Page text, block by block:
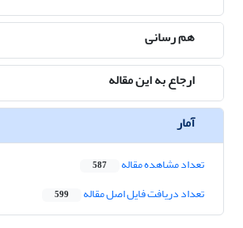
هم رسانی
ارجاع به این مقاله
آمار
تعداد مشاهده مقاله 587
تعداد دریافت فایل اصل مقاله 599